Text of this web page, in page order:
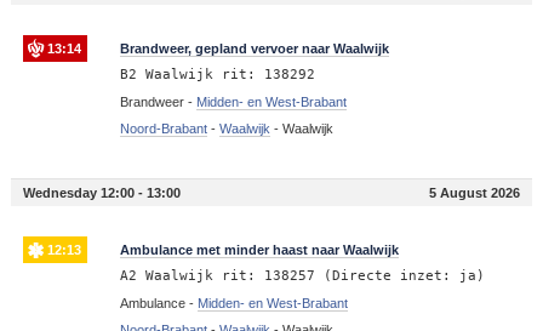
13:14 Brandweer, gepland vervoer naar Waalwijk
B2 Waalwijk rit: 138292
Brandweer - Midden- en West-Brabant
Noord-Brabant- Waalwijk - Waalwijk
Wednesday 12:00 - 13:00 5 August 2026
12:13 Ambulance met minder haast naar Waalwijk
A2 Waalwijk rit: 138257 (Directe inzet: ja)
Ambulance - Midden- en West-Brabant